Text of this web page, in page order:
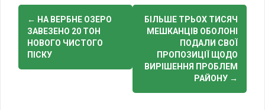
Post
navigation
← НА ВЕРБНЕ ОЗЕРО
ЗАВЕЗЕНО 20 ТОН
НОВОГО ЧИСТОГО
ПІСКУ
БІЛЬШЕ ТРЬОХ ТИСЯЧ
МЕШКАНЦІВ ОБОЛОНІ
ПОДАЛИ СВОЇ
ПРОПОЗИЦІЇ ЩОДО
ВИРІШЕННЯ ПРОБЛЕМ
РАЙОНУ →